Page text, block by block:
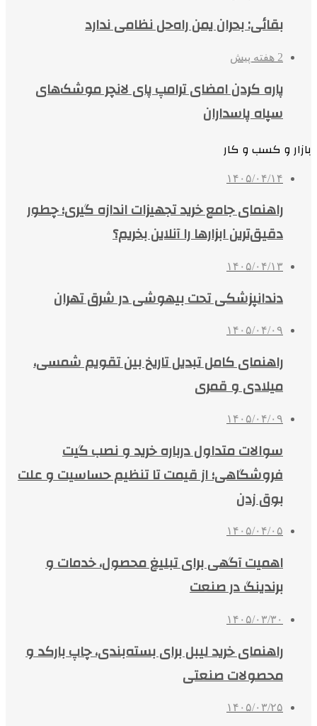
بقائی: بحران یمن راه‌حل نظامی ندارد
2 هفته پیش
پاره کردن امضای ترامپ پای لانچر موشک‌های
سپاه پاسداران
بازار و کسب و کار
۱۴۰۵/۰۴/۱۴
راهنمای جامع خرید تجهیزات اندازه گیری؛ چطور
دقیق‌ترین ابزارها را آنلاین بخریم؟
۱۴۰۵/۰۴/۱۳
دندانپزشکی تحت بیهوشی در شرق تهران
۱۴۰۵/۰۴/۰۹
راهنمای کامل تبدیل تاریخ بین تقویم شمسی،
میلادی و قمری
۱۴۰۵/۰۴/۰۹
سوالات متداول درباره خرید و نصب گیت
فروشگاهی؛ از قیمت تا تنظیم حساسیت و علت
بوق زدن
۱۴۰۵/۰۴/۰۵
اهمیت آگهی برای تبلیغ محصول، خدمات و
برندینگ در صنعت
۱۴۰۵/۰۳/۳۰
راهنمای خرید لیبل برای بسته‌بندی، چاپ بارکد و
محصولات صنعتی
۱۴۰۵/۰۳/۲۵